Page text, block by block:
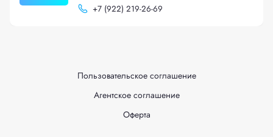
+7 (922) 219-26-69
Пользовательское соглашение
Агентское соглашение
Оферта